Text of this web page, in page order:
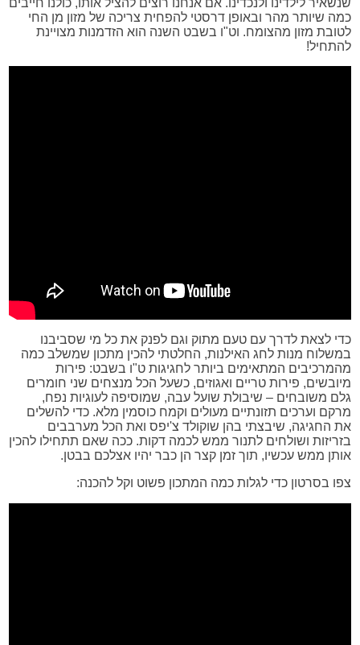
כמה שיותר מהר ובאופן דרסטי להפחית צריכה של מזון מן החי
לטובת מזון מהצומח. וט"ו בשבט השנה הוא הזדמנות מצויינת
להתחיל!
כדי לצאת לדרך עם טעם מתוק וגם לפנק את כל מי שסביבנו
במשלוח מנות לחג האילנות, החלטתי להכין מתכון שמשלב כמה
מהמרכיבים המתאימים ביותר לחגיגות ט"ו בשבט: פירות
מיובשים, פירות טריים ואגוזים, כשעל הכל מנצחים שני חומרים
גלם משובחים – שיבולת שועל עבה, שמוסיפה לעוגיות נפח,
מרקם וערכים תזונתיים מעולים וקמח כוסמין מלא. כדי להשלים
את החגיגה, שיבצתי בהן שוקולד צ'יפס ואת הכל מערבבים
בזריזות ושולחים לתנור ממש לכמה דקות. ככה שאם תתחילו להכין
אותן ממש עכשיו, תוך זמן קצר הן כבר יהיו אצלכם בבטן.
צפו בסרטון כדי לגלות כמה המתכון פשוט וקל להכנה: